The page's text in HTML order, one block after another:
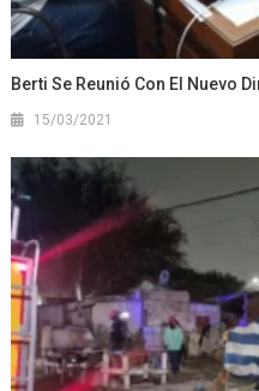
Berti Se Reunió Con El Nuevo
15/03/2021